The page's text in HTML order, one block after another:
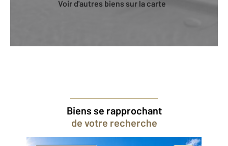
Voir d'autres biens sur la carte
Biens se rapprochant
de votre recherche